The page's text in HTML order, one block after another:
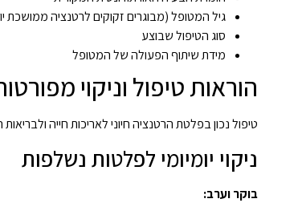
גיל המטופל (מבוגרים זקוקים לרטנציה ממושכת
סוג הטיפול שבוצע
מידת שיתוף הפעולה של המטופל
הוראות טיפול וניקוי
טיפול נכון בפלטת הרטנציה חיוני לאריכות חייה
ניקוי יומיומי לפלטות נשלפות
בוקר וערב: